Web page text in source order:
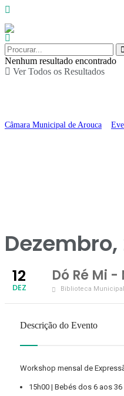
Nenhum resultado encontrado
Ver Todos os Resultados
Câmara Municipal de Arouca
Dezembro,
12
DEZ
Dó Ré Mi
Biblioteca
Descrição do Evento
Workshop mensal de
15h00 | Bebés dos 6 aos